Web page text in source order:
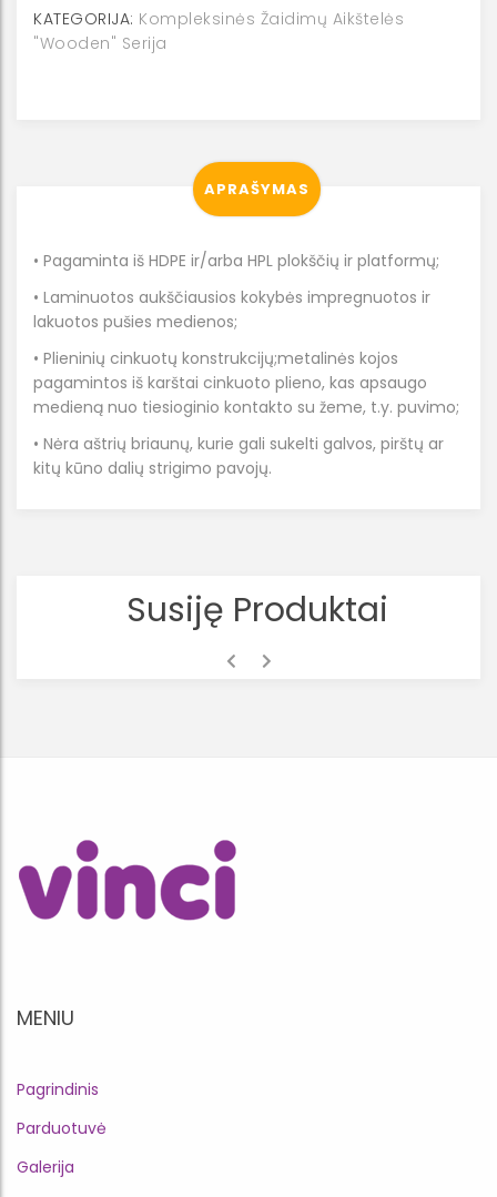
KATEGORIJA: Kompleksinės Žaidimų Aikštelės
"Wooden" Serija
APRAŠYMAS
• Pagaminta iš HDPE ir/arba HPL plokščių ir platformų;
• Laminuotos aukščiausios kokybės impregnuotos ir
lakuotos pušies medienos;
• Plieninių cinkuotų konstrukcijų;metalinės kojos
pagamintos iš karštai cinkuoto plieno, kas apsaugo
medieną nuo tiesioginio kontakto su žeme, t.y. puvimo;
• Nėra aštrių briaunų, kurie gali sukelti galvos, pirštų ar
kitų kūno dalių strigimo pavojų.
Susiję Produktai
MENIU
Pagrindinis
Parduotuvė
Galerija